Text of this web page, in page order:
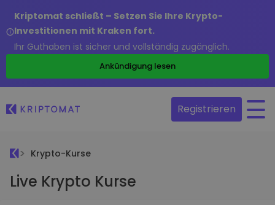
Kriptomat schließt – Setzen Sie Ihre Krypto-
Investitionen mit Kraken fort.
Ihr Guthaben ist sicher und vollständig zugänglich.
Ankündigung lesen
Registrieren
Krypto-Kurse
Live Krypto Kurse